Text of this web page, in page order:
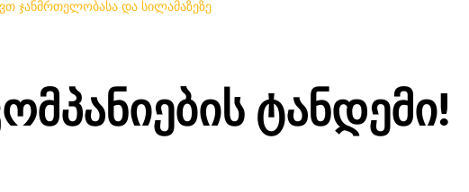
ჯანმრთელობასა და სილამაზეზე
ტანდემი!